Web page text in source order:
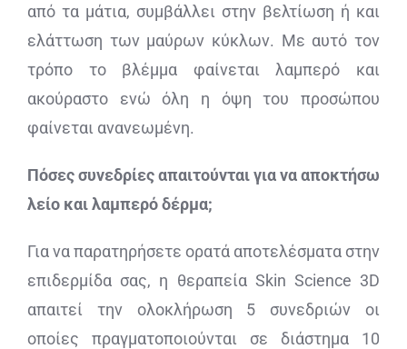
από τα μάτια, συμβάλλει στην βελτίωση ή και
ελάττωση των μαύρων κύκλων. Με αυτό τον
τρόπο το βλέμμα φαίνεται λαμπερό και
ακούραστο ενώ όλη η όψη του προσώπου
φαίνεται ανανεωμένη.
Πόσες συνεδρίες απαιτούνται για να αποκτήσω
λείο και λαμπερό δέρμα;
Για να παρατηρήσετε ορατά αποτελέσματα στην
επιδερμίδα σας, η θεραπεία Skin Science 3D
απαιτεί την ολοκλήρωση 5 συνεδριών οι
οποίες πραγματοποιούνται σε διάστημα 10